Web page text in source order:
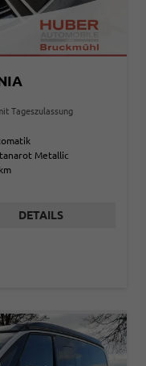
Tageszulassung
Metallic
DETAILS